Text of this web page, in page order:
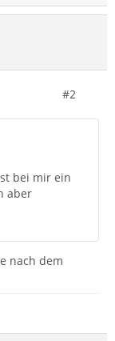
#2
bei mir ein
aber
nach dem